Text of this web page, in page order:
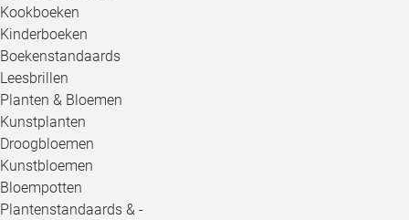
Kookboeken
Kinderboeken
Boekenstandaards
Leesbrillen
Planten & Bloemen
Kunstplanten
Droogbloemen
Kunstbloemen
Bloempotten
Plantenstandaards & -